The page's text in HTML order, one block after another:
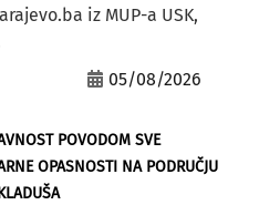
iz MUP-a USK,
05/08/2026
POVODOM SVE
OPASNOSTI NA PODRUČJU